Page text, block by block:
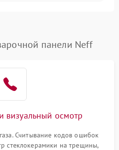
панели Neff
визуальный осмотр
Считывание кодов ошибок
стеклокерамики на трещины,